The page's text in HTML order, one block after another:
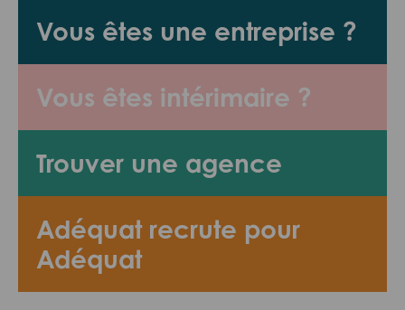
Vous êtes une entreprise ?
Vous êtes intérimaire ?
Trouver une agence
Adéquat recrute pour
Adéquat